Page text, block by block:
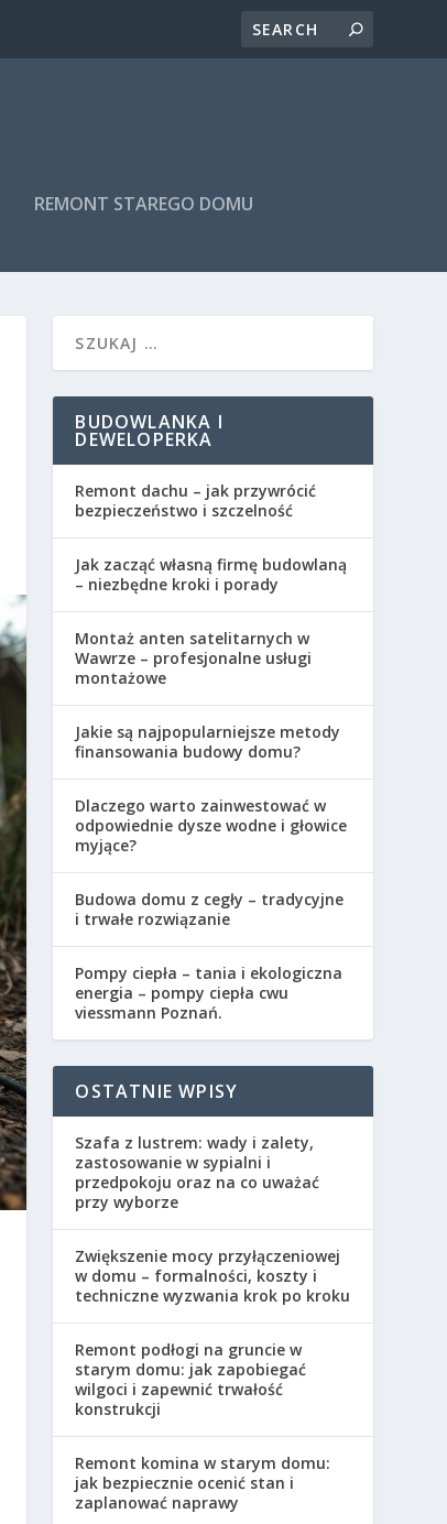
REMONT STAREGO DOMU
BUDOWLANKA I
DEWELOPERKA
Remont dachu – jak przywrócić
bezpieczeństwo i szczelność
Jak zacząć własną firmę budowlaną
– niezbędne kroki i porady
Montaż anten satelitarnych w
Wawrze – profesjonalne usługi
montażowe
Jakie są najpopularniejsze metody
finansowania budowy domu?
Dlaczego warto zainwestować w
odpowiednie dysze wodne i głowice
myjące?
Budowa domu z cegły – tradycyjne
i trwałe rozwiązanie
Pompy ciepła – tania i ekologiczna
energia – pompy ciepła cwu
viessmann Poznań.
OSTATNIE WPISY
Szafa z lustrem: wady i zalety,
zastosowanie w sypialni i
przedpokoju oraz na co uważać
przy wyborze
Zwiększenie mocy przyłączeniowej
w domu – formalności, koszty i
techniczne wyzwania krok po kroku
Remont podłogi na gruncie w
starym domu: jak zapobiegać
wilgoci i zapewnić trwałość
konstrukcji
Remont komina w starym domu:
jak bezpiecznie ocenić stan i
zaplanować naprawy